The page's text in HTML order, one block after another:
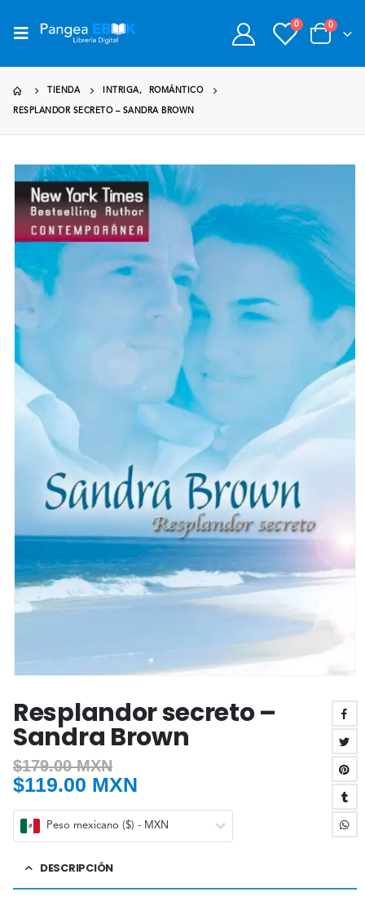
0 0
TIENDA INTRIGA, ROMÁNTICO
RESPLANDOR SECRETO – SANDRA BROWN
Resplandor secreto –
Sandra Brown
$179.00 MXN
$119.00 MXN
Peso mexicano ($) - MXN
DESCRIPCIÓN